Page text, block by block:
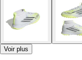
Voir plus